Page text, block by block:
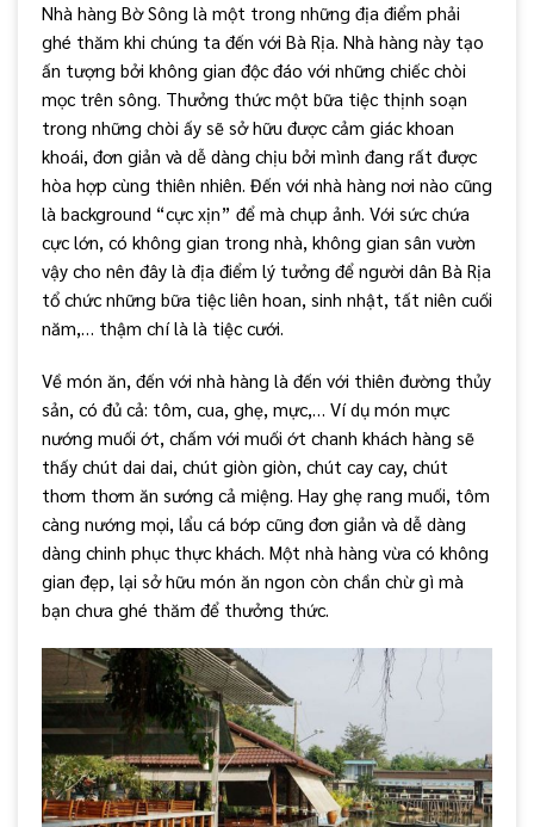
Nhà hàng Bờ Sông là một trong những địa điểm phải
ghé thăm khi chúng ta đến với Bà Rịa. Nhà hàng này tạo
ấn tượng bởi không gian độc đáo với những chiếc chòi
mọc trên sông. Thưởng thức một bữa tiệc thịnh soạn
trong những chòi ấy sẽ sở hữu được cảm giác khoan
khoái, đơn giản và dễ dàng chịu bởi mình đang rất được
hòa hợp cùng thiên nhiên. Đến với nhà hàng nơi nào cũng
là background “cực xịn” để mà chụp ảnh. Với sức chứa
cực lớn, có không gian trong nhà, không gian sân vườn
vậy cho nên đây là địa điểm lý tưởng để người dân Bà Rịa
tổ chức những bữa tiệc liên hoan, sinh nhật, tất niên cuối
năm,… thậm chí là là tiệc cưới.
Về món ăn, đến với nhà hàng là đến với thiên đường thủy
sản, có đủ cả: tôm, cua, ghẹ, mực,… Ví dụ món mực
nướng muối ớt, chấm với muối ớt chanh khách hàng sẽ
thấy chút dai dai, chút giòn giòn, chút cay cay, chút
thơm thơm ăn sướng cả miệng. Hay ghẹ rang muối, tôm
càng nướng mọi, lẩu cá bớp cũng đơn giản và dễ dàng
dàng chinh phục thực khách. Một nhà hàng vừa có không
gian đẹp, lại sở hữu món ăn ngon còn chần chừ gì mà
bạn chưa ghé thăm để thưởng thức.